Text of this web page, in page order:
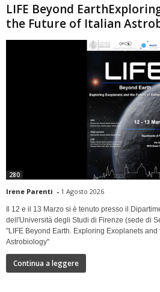
LIFE Beyond
the Future of Italian
280
Irene Parenti - 1 Agosto 2026
Il 12 e il 13 Marzo si è tenuto presso il
dell'Università degli Studi di Firenze (sede di
"LIFE Beyond Earth. Exploring Exoplanets and
Astrobiology"
Continua a leggere